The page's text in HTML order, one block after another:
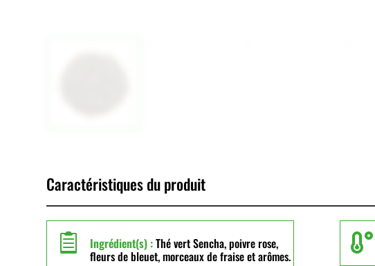
Caractéristiques du produit
 Ingrédient(s) :Thé vert Sencha, poivre rose,
fleurs de bleuet, morceaux de fraise et arômes.
